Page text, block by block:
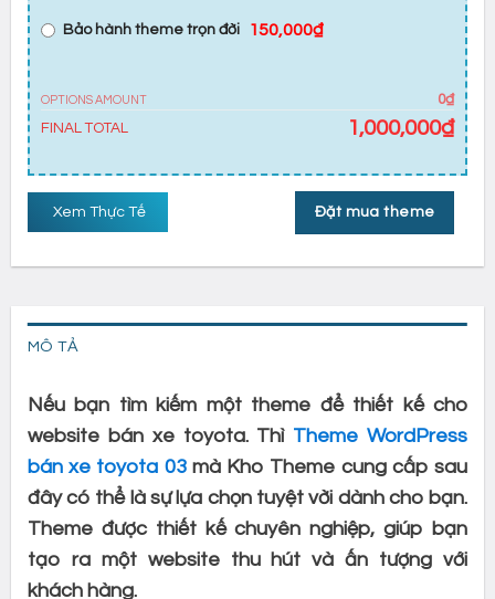
Bảo hành theme trọn đời 150,000₫
OPTIONS AMOUNT
0₫
FINAL TOTAL
1,000,000₫
Đặt mua theme
Xem Thực Tế
MÔ TẢ
Nếu bạn tìm kiếm một theme để thiết kế cho
website bán xe toyota. Thì Theme WordPress
bán xe toyota 03mà Kho Theme cung cấp sau
đây có thể là sự lựa chọn tuyệt vời dành cho bạn.
Theme được thiết kế chuyên nghiệp, giúp bạn
tạo ra một website thu hút và ấn tượng với
khách hàng.